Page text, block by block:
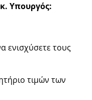
Υπουργός:
τους
τιμών των